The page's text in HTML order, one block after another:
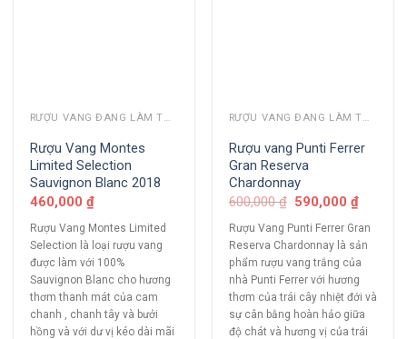
RƯỢU VANG ĐANG LÀM THỊ TRƯỜNG
Rượu Vang Montes
Limited Selection
Sauvignon Blanc 2018
460,000 ₫
Rượu Vang Montes Limited
Selection là loại rượu vang
được làm với 100%
Sauvignon Blanc cho hương
thơm thanh mát của cam
chanh , chanh tây và bưởi
hồng và với dư vị kéo dài mãi
RƯỢU VANG ĐANG LÀM THỊ TRƯỜNG
Rượu vang Punti Ferrer
Gran Reserva
Chardonnay
600,000₫ 590,000₫
Rượu Vang Punti Ferrer Gran
Reserva Chardonnay là sản
phẩm rượu vang trắng của
nhà Punti Ferrer với hương
thơm của trái cây nhiệt đới và
sự cân bằng hoàn hảo giữa
độ chát và hương vị của trái